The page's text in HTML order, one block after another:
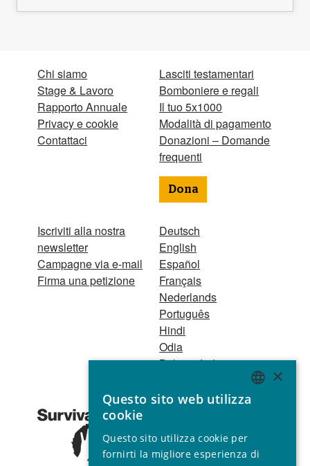
Chi siamo
Stage & Lavoro
Rapporto Annuale
Privacy e cookie
Contattaci
Iscriviti alla nostra
newsletter
Campagne via e-mail
Firma una petizione
Lasciti testamentari
Bomboniere e regali
Il tuo 5x1000
Modalità di pagamento
Donazioni – Domande
frequenti
Dona
Deutsch
English
Español
Français
Nederlands
Português
Hindi
Odia
Bahasa Indonesia
Registro Persone
1521 Registered
charity no. 267444 ©
ENGLISH
SPANISH
×
Questo sito web utilizza
cookie
Questo sito utilizza cookie per
fornirti la migliore esperienza di